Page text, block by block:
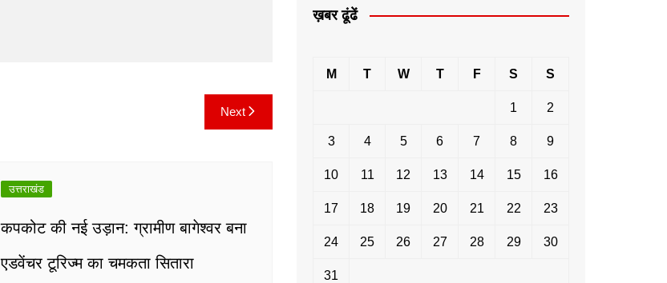
Next
उत्तराखंड
कपकोट की नई उड़ान: ग्रामीण बागेश्वर बना
एडवेंचर टूरिज्म का चमकता सितारा
ख़बर ढूंढें
M T W T F S S
1 2
3 4 5 6 7 8 9
10 11 12 13 14 15 16
17 18 19 20 21 22 23
24 25 26 27 28 29 30
31